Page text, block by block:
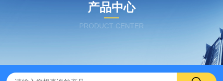
产品中心
PRODUCT CENTER